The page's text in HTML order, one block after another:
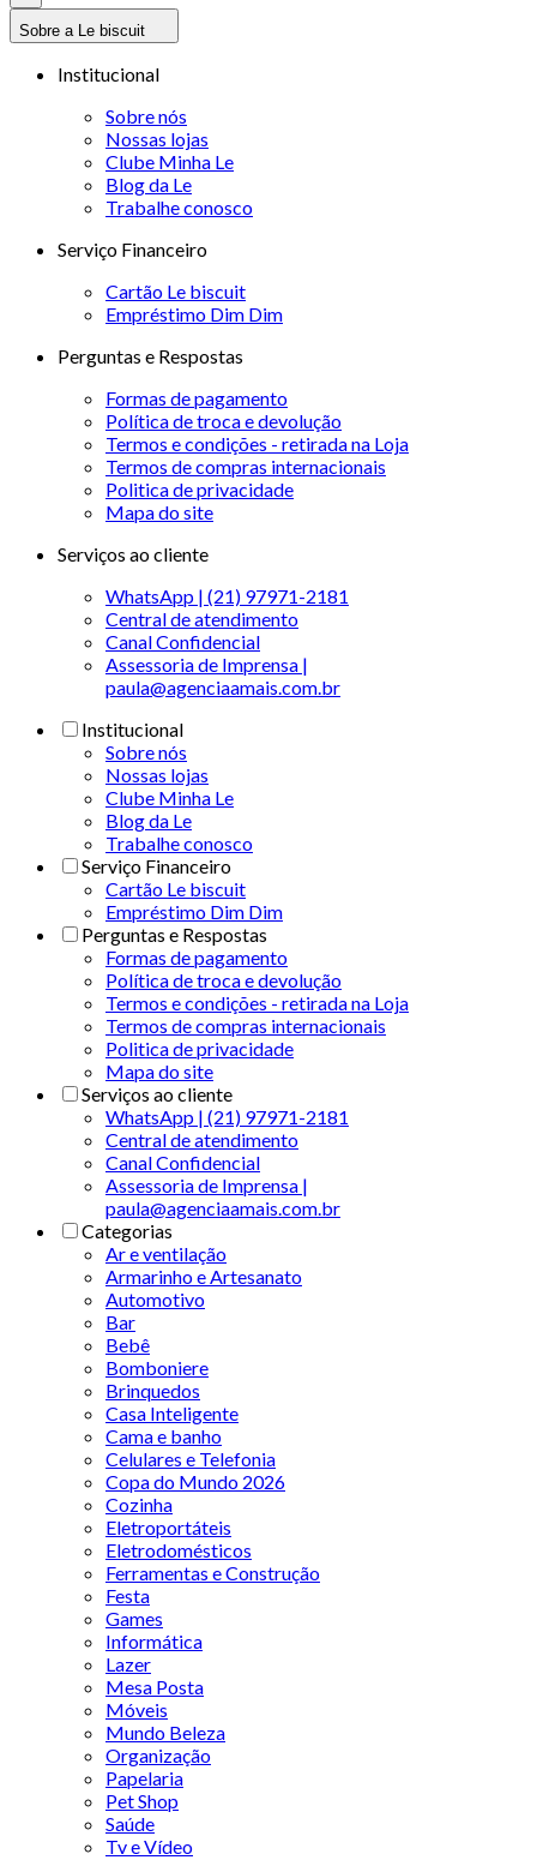
Sobre a Le biscuit
Institucional
Sobre nós
Nossas lojas
Clube Minha Le
Blog da Le
Trabalhe conosco
Serviço Financeiro
Cartão Le biscuit
Empréstimo Dim Dim
Perguntas e Respostas
Formas de pagamento
Política de troca e devolução
Termos e condições - retirada na Loja
Termos de compras internacionais
Politica de privacidade
Mapa do site
Serviços ao cliente
WhatsApp | (21) 97971-2181
Central de atendimento
Canal Confidencial
Assessoria de Imprensa |
paula@agenciaamais.com.br
Institucional
Sobre nós
Nossas lojas
Clube Minha Le
Blog da Le
Trabalhe conosco
Serviço Financeiro
Cartão Le biscuit
Empréstimo Dim Dim
Perguntas e Respostas
Formas de pagamento
Política de troca e devolução
Termos e condições - retirada na Loja
Termos de compras internacionais
Politica de privacidade
Mapa do site
Serviços ao cliente
WhatsApp | (21) 97971-2181
Central de atendimento
Canal Confidencial
Assessoria de Imprensa |
paula@agenciaamais.com.br
Categorias
Ar e ventilação
Armarinho e Artesanato
Automotivo
Bar
Bebê
Bomboniere
Brinquedos
Casa Inteligente
Cama e banho
Celulares e Telefonia
Copa do Mundo 2026
Cozinha
Eletroportáteis
Eletrodomésticos
Ferramentas e Construção
Festa
Games
Informática
Lazer
Mesa Posta
Móveis
Mundo Beleza
Organização
Papelaria
Pet Shop
Saúde
Tv e Vídeo